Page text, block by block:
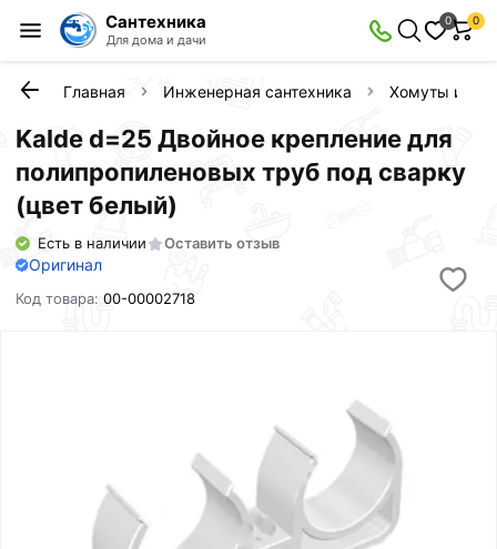
Сантехника
Для дома и дачи
0 0
Главная Инженерная сантехника Хомуты и
Kalde d=25 Двойное крепление для
полипропиленовых труб под сварку
(цвет белый)
Есть в наличии Оставить отзыв
Оригинал
Код товара:00-00002718